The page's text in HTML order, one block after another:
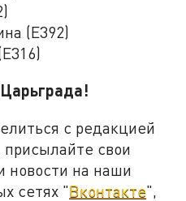
(E392)
с редакцией
присылайте свои
новости на наши
сетях "Вконтакте",